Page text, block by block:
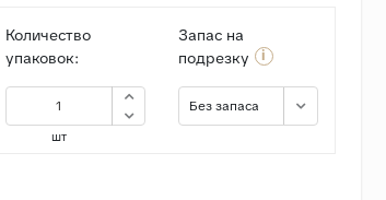
Количество
упаковок:
шт
Запас на
подрезку
i
Без запаса